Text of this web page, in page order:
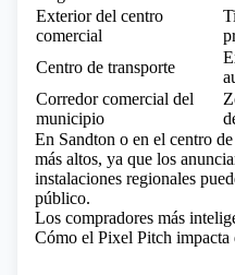
Exterior del centro
comercial
Centro de transporte
Corredor comercial del
municipio
En Sandton o en el centro
más altos, ya que los
instalaciones regionales
público.
Los compradores más
Cómo el Pixel Pitch impacta